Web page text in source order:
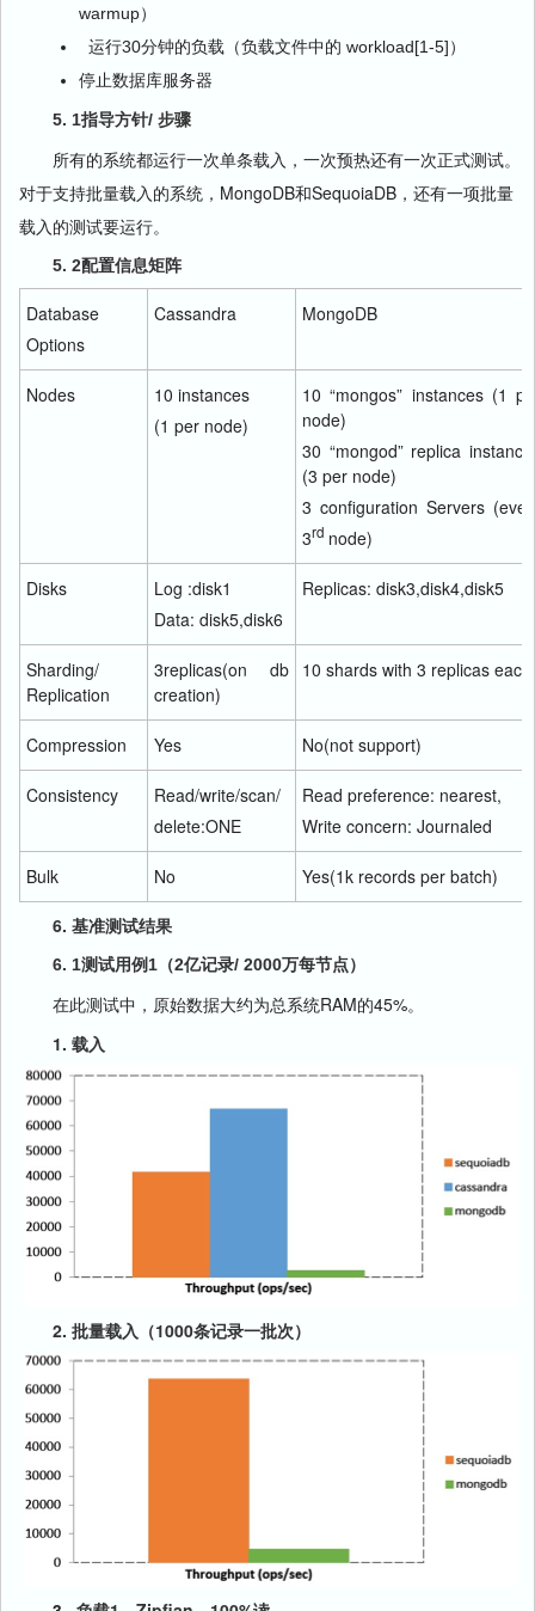
warmup）
运行30分钟的负载（负载文件中的 workload[1-5]）
停止数据库服务器
5. 1指导方针/ 步骤
所有的系统都运行一次单条载入，一次预热还有一次正式测试。
对于支持批量载入的系统，MongoDB和SequoiaDB，还有一项批量
载入的测试要运行。
5. 2配置信息矩阵
Database
Options
Cassandra MongoDB
Nodes
10 instances
(1 per node)
10 “mongos” instances (1
node)
30 “mongod” replica
(3 per node)
3 configuration Servers
3rd node)
Disks
Log :disk1
Data: disk5,disk6
Replicas: disk3,disk4,disk5
Sharding/
Replication
3replicas(on db
creation)
10 shards with 3 replicas each
Compression Yes No(not support)
Consistency
Read/write/scan/
delete:ONE
Read preference: nearest,
Write concern: Journaled
Bulk No Yes(1k records per batch)
6. 基准测试结果
6. 1测试用例1（2亿记录/ 2000万每节点）
在此测试中，原始数据大约为总系统RAM的45%。
1. 载入
2. 批量载入（1000条记录一批次）